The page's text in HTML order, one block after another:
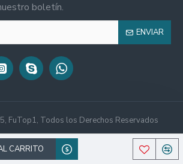
CARRITO
boletín.
ENVIAR
FuTop1, Todos los Derechos Reservados